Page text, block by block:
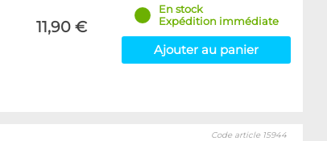
11,90 €
En stock
Expédition immédiate
Ajouter au panier
Code article 15944